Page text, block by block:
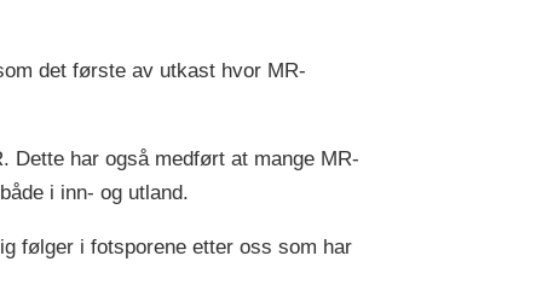
det første av utkast hvor MR-
Dette har også medført at mange MR-
i inn- og utland.
følger i fotsporene etter oss som har